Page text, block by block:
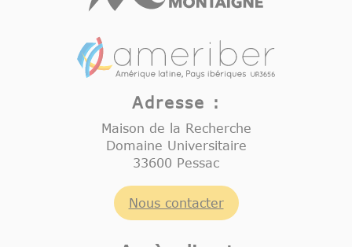
Adresse :
Maison de la Recherche
Domaine Universitaire
33600 Pessac
Nous contacter